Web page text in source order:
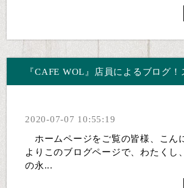
『CAFE WOL』店員によるブログ！
2020-07-07 10:55:19
ホームページをご覧の皆様、こん
よりこのブログページで、わたくし
の永...